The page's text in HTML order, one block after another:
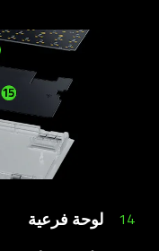
14 لوحة فرعية